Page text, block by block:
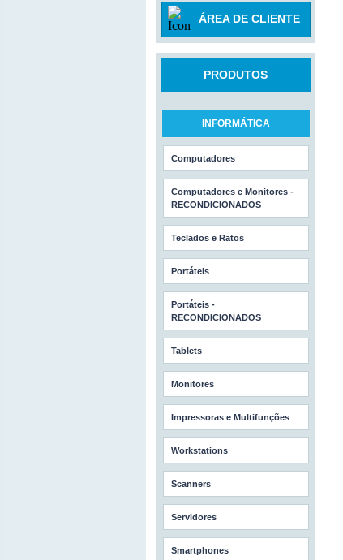
ÁREA DE CLIENTE
PRODUTOS
INFORMÁTICA
Computadores
Computadores e Monitores -
RECONDICIONADOS
Teclados e Ratos
Portáteis
Portáteis -
RECONDICIONADOS
Tablets
Monitores
Impressoras e Multifunções
Workstations
Scanners
Servidores
Smartphones